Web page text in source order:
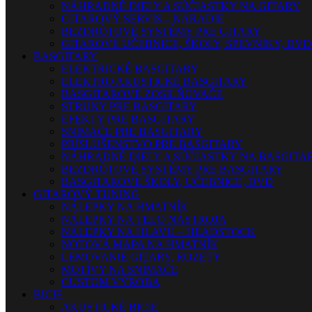
NÁHRADNÉ DIELY A SÚČIASTKY NA GITARY
GITAROVÝ SERVIS – NÁRADIE
BEZDRÔTOVÉ SYSTÉMY PRE GITARY
GITAROVÉ UČEBNICE, ŠKOLY, SPEVNÍKY, DVD
BASGITARY
ELEKTRICKÉ BASGITARY
ELEKTRO AKUSTICKÉ BASGITARY
BASGITAROVÉ ZOSILŇOVAČE
STRUNY PRE BASGITARY
EFEKTY PRE BASGITARY
SNÍMAČE PRE BASGITARY
PRÍSLUŠENSTVO PRE BASGITARY
NÁHRADNÉ DIELY A SÚČIASTKY NA
BEZDRÔTOVÉ SYSTÉMY PRE BASGITARY
BASGITAROVÉ ŠKOLY, UČEBNICE, DVD
GITAROVÝ TUNING
NÁLEPKY NA HMATNÍK
NÁLEPKY NA TELO NÁSTROJA
NÁLEPKY NA HLAVU – HEADSTOCK
NOTOVÁ MAPA NA HMATNÍK
LEMOVANIE GITARY, ROZETY
MOTÍVY NA SNÍMAČE
CUSTOM VÝROBA
BICIE
AKUSTICKÉ BICIE